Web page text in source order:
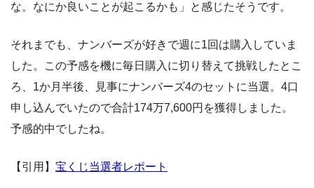
な。なにか良いことが起こるかも」と感じたそうです。
それまでも、ナンバーズが好きで週に1回は購入していま
した。この予感を機に毎日購入に切り替えて挑戦したとこ
ろ、1か月半後、見事にナンバーズ4のセットに当選。4口
申し込んでいたので合計174万7,600円を獲得しました。
予感的中でしたね。
【引用】 宝くじ当選者レポート